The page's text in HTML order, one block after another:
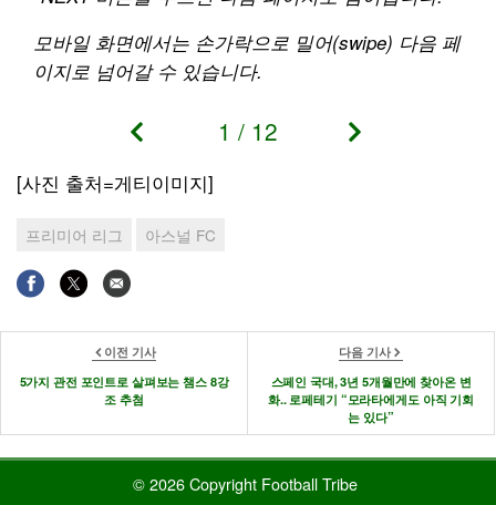
모바일 화면에서는 손가락으로 밀어(swipe) 다음 페
이지로 넘어갈 수 있습니다.
1 / 12
[사진 출처=게티이미지]
프리미어 리그 아스널 FC
이전 기사
5가지 관전 포인트로 살펴보는 챔스 8강
조 추첨
다음 기사
스페인 국대, 3년 5개월만에 찾아온 변
화.. 로페테기 “모라타에게도 아직 기회
는 있다”
© 2026 Copyright Football Tribe